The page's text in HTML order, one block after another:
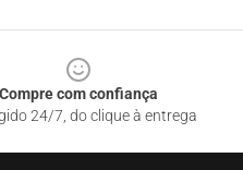
Compre com confiança
24/7, do clique à entrega